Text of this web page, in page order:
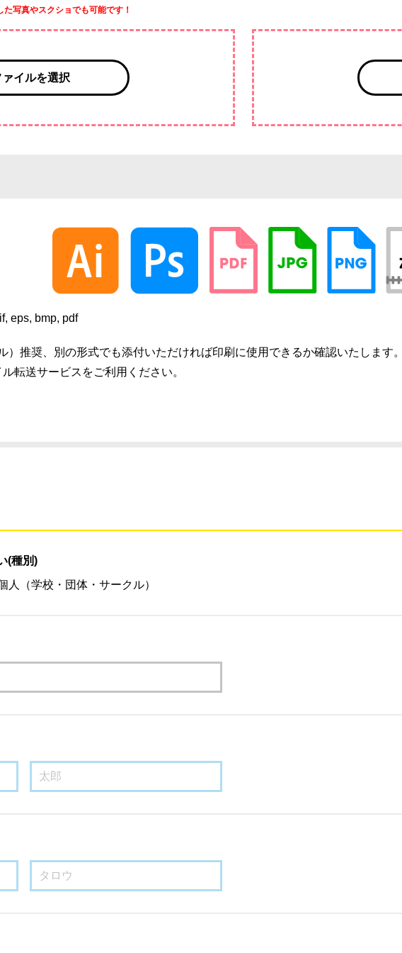
写真やスクショでも可能です！
ァイルを選択
eps, bmp, pdf
）推奨、別の形式でも添付いただければ印刷に使用できるか確認いたします
転送サービスをご利用ください。
(種別)
人（学校・団体・サークル）